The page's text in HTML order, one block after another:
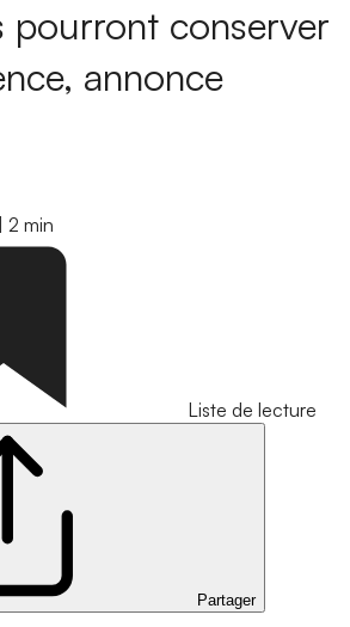
pourront conserver
annonce
2 min
Liste de lecture
Partager